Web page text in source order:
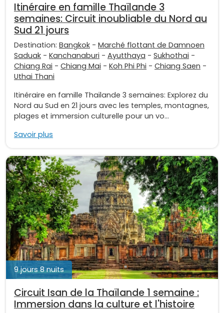
Itinéraire en famille Thaïlande 3
semaines: Circuit inoubliable du Nord au
Sud 21 jours
Destination: Bangkok - Marché flottant de Damnoen
Saduak - Kanchanaburi - Ayutthaya - Sukhothai -
Chiang Rai - Chiang Mai - Koh Phi Phi - Chiang Saen -
Uthai Thani
Itinéraire en famille Thaïlande 3 semaines: Explorez du
Nord au Sud en 21 jours avec les temples, montagnes,
plages et immersion culturelle pour un vo...
Savoir plus
9 jours 8 nuits
Circuit Isan de la Thaïlande 1 semaine :
Immersion dans la culture et l'histoire